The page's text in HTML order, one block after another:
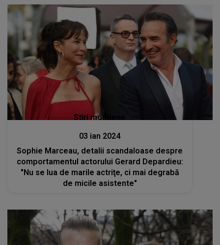
Stiri mondene
03 ian 2024
Sophie Marceau, detalii scandaloase despre
comportamentul actorului Gerard Depardieu:
"Nu se lua de marile actriţe, ci mai degrabă
de micile asistente"